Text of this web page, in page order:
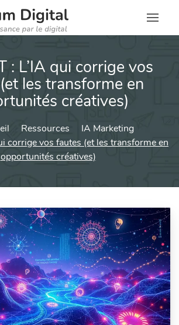
: L’IA qui corrige vos
les transforme en
créatives)
Ressources
IA Marketing
corrige vos fautes (et les transforme en
opportunités créatives)